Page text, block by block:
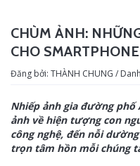
CHÙM ẢNH:
CHO SMARTPHONE
Đăng bởi: THÀNH CHUNG /
Nhiếp ảnh gia đường phố
ảnh về hiện tượng con
công nghệ, đến nỗi
trọn tâm hồn mỗi chúng